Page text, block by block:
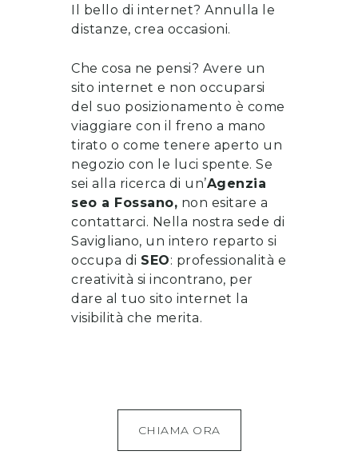
Il bello di internet? Annulla le
distanze, crea occasioni.
Che cosa ne pensi? Avere un
sito internet e non occuparsi
del suo posizionamento è come
viaggiare con il freno a mano
tirato o come tenere aperto un
negozio con le luci spente. Se
sei alla ricerca di un’Agenzia
seo a Fossano, non esitare a
contattarci. Nella nostra sede di
Savigliano, un intero reparto si
occupa di SEO: professionalità e
creatività si incontrano, per
dare al tuo sito internet la
visibilità che merita.
CHIAMA ORA